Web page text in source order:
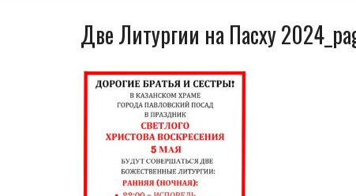
Две Литургии на Пасху